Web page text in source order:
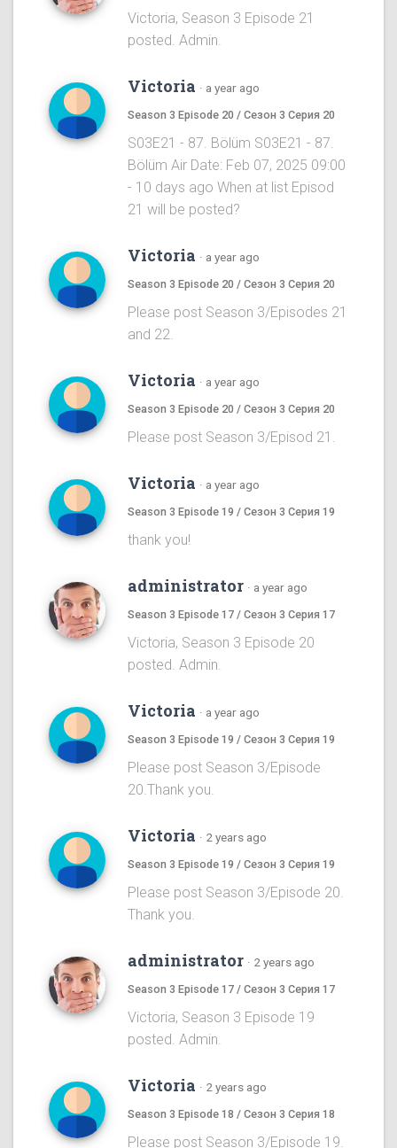
Victoria, Season 3 Episode 21
posted. Admin.
Victoria · a year ago
Season 3 Episode 20 / Сезон 3 Серия 20
S03E21 - 87. Bölüm S03E21 - 87.
Bölüm Air Date: Feb 07, 2025 09:00
- 10 days ago When at list Episod
21 will be posted?
Victoria · a year ago
Season 3 Episode 20 / Сезон 3 Серия 20
Please post Season 3/Episodes 21
and 22.
Victoria · a year ago
Season 3 Episode 20 / Сезон 3 Серия 20
Please post Season 3/Episod 21.
Victoria · a year ago
Season 3 Episode 19 / Сезон 3 Серия 19
thank you!
administrator · a year ago
Season 3 Episode 17 / Сезон 3 Серия 17
Victoria, Season 3 Episode 20
posted. Admin.
Victoria · a year ago
Season 3 Episode 19 / Сезон 3 Серия 19
Please post Season 3/Episode
20.Thank you.
Victoria · 2 years ago
Season 3 Episode 19 / Сезон 3 Серия 19
Please post Season 3/Episode 20.
Thank you.
administrator · 2 years ago
Season 3 Episode 17 / Сезон 3 Серия 17
Victoria, Season 3 Episode 19
posted. Admin.
Victoria · 2 years ago
Season 3 Episode 18 / Сезон 3 Серия 18
Please post Season 3/Episode 19.